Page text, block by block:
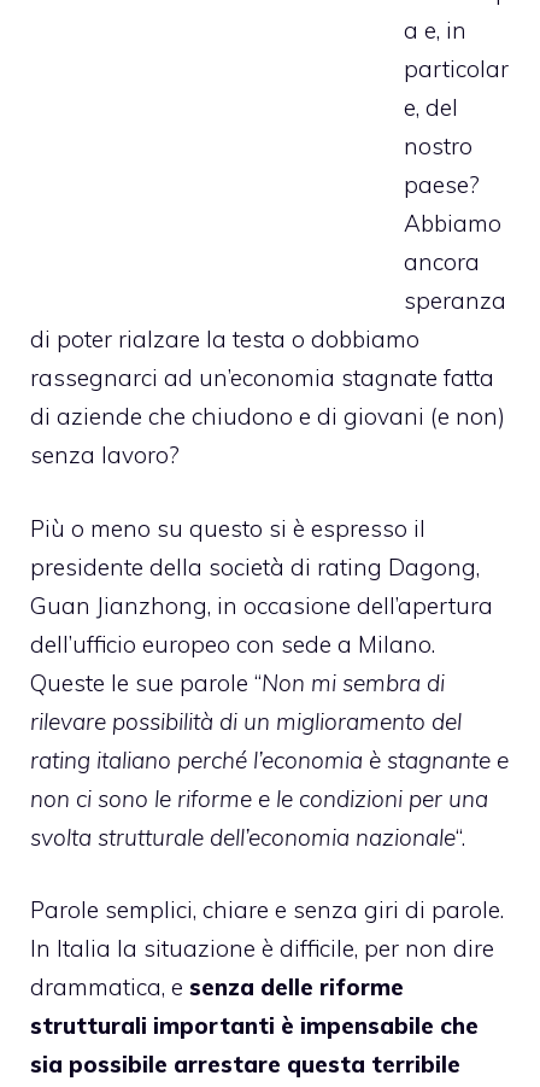
a e, in
particolar
e, del
nostro
paese?
Abbiamo
ancora
speranza
di poter rialzare la testa o dobbiamo
rassegnarci ad un’economia stagnate fatta
di aziende che chiudono e di giovani (e non)
senza lavoro?
Più o meno su questo si è espresso il
presidente della società di rating Dagong,
Guan Jianzhong, in occasione dell’apertura
dell’ufficio europeo con sede a Milano.
Queste le sue parole “Non mi sembra di
rilevare possibilità di un miglioramento del
rating italiano perché l’economia è stagnante e
non ci sono le riforme e le condizioni per una
svolta strutturale dell’economia nazionale“.
Parole semplici, chiare e senza giri di parole.
In Italia la situazione è difficile, per non dire
drammatica, e senza delle riforme
strutturali importanti è impensabile che
sia possibile arrestare questa terribile